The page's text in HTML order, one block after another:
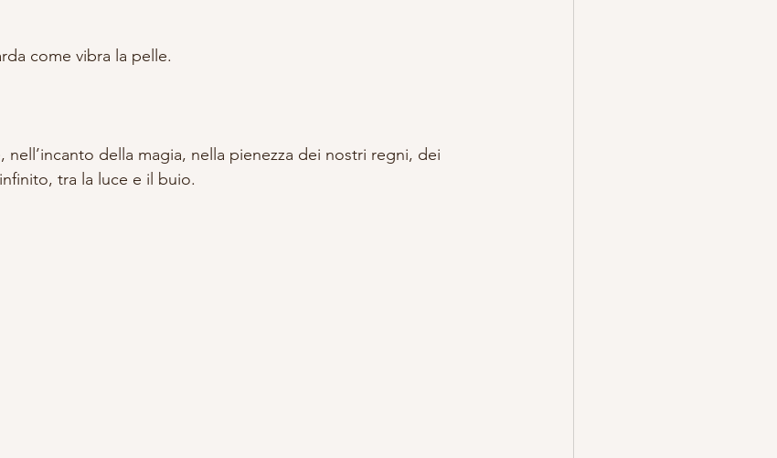
come vibra la pelle.
nell’incanto della magia, nella pienezza dei nostri regni, dei
tra la luce e il buio.